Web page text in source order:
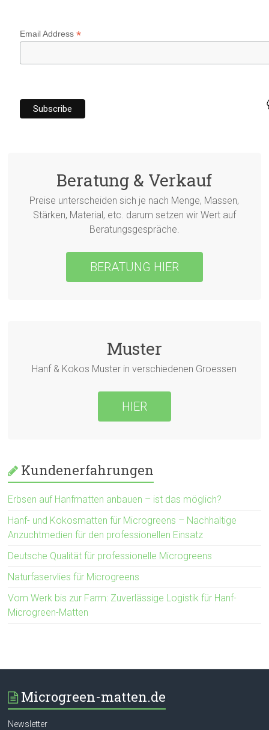
Email Address*
Beratung & Verkauf
Preise unterscheiden sich je nach Menge, Massen,
Stärken, Material, etc. darum setzen wir Wert auf
Beratungsgespräche.
BERATUNG HIER
Muster
Hanf & Kokos Muster in verschiedenen Groessen
HIER
Kundenerfahrungen
Erbsen auf Hanfmatten anbauen – ist das möglich?
Hanf- und Kokosmatten für Microgreens – Nachhaltige
Anzuchtmedien für den professionellen Einsatz
Deutsche Qualität für professionelle Microgreens
Naturfaservlies für Microgreens
Vom Werk bis zur Farm: Zuverlässige Logistik für Hanf-
Microgreen-Matten
Microgreen-matten.de
Newsletter